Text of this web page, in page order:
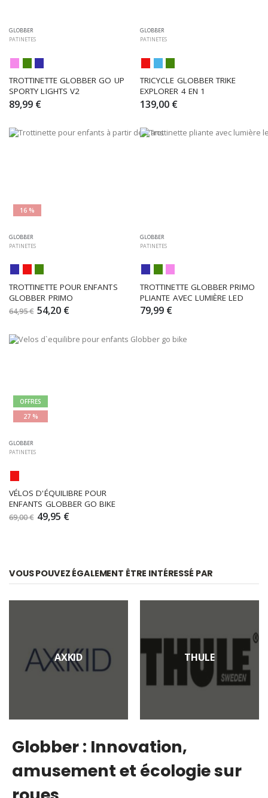
GLOBBER
PATINETES
TROTTINETTE GLOBBER GO UP
SPORTY LIGHTS V2
89,99 €
GLOBBER
PATINETES
TRICYCLE GLOBBER TRIKE
EXPLORER 4 EN 1
139,00 €
16 %
GLOBBER
PATINETES
TROTTINETTE POUR ENFANTS
GLOBBER PRIMO
64,95 € 54,20 €
GLOBBER
PATINETES
TROTTINETTE GLOBBER PRIMO
PLIANTE AVEC LUMIÈRE LED
79,99 €
OFFRES
27 %
GLOBBER
PATINETES
VÉLOS D'ÉQUILIBRE POUR
ENFANTS GLOBBER GO BIKE
69,00 € 49,95 €
VOUS POUVEZ ÉGALEMENT ÊTRE INTÉRESSÉ PAR
AXKID THULE
Globber : Innovation,
amusement et écologie sur